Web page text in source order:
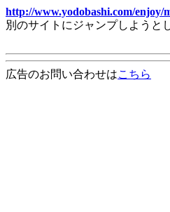
http://www.yodobashi.com/enjoy/
別のサイトにジャンプしようと
広告のお問い合わせはこちら